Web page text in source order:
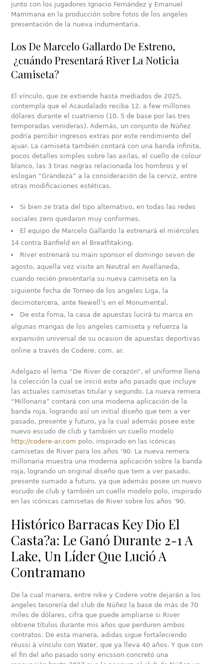
junto con los jugadores Ignacio Fernández y Emanuel
Mammana en la producción sobre fotos de los angeles
presentación de la nueva indumentaria.
Los De Marcelo Gallardo De Estreno,
¿cuándo Presentará River La Noticia
Camiseta?
El vínculo, que ze extiende hasta mediados de 2025,
contempla que el Acaudalado reciba 12. a few millones
dólares durante el cuatrienio (10. 5 de base por las tres
temporadas venideras). Además, un conjunto de Núñez
podría percibir ingresos extras por este rendimiento del
ajuar. La camiseta también contará con una banda infinita,
pocos detalles simples sobre las axilas, el cuello de colour
blanco, las 3 tiras negras relacionada los hombros y el
eslogan “Grandeza” a la consideración de la cerviz, entre
otras modificaciones estéticas.
Si bien ze trata del tipo alternativo, en todas las redes
sociales zero quedaron muy conformes.
El equipo de Marcelo Gallardo la estrenará el miércoles
14 contra Banfield en el Breathtaking.
River estrenará su main sponsor el domingo seven de
agosto, aquella vez visite an Neutral en Avellaneda,
cuando recién presentaría su nueva camiseta en la
siguiente fecha de Torneo de los angeles Liga, la
decimotercera, ante Newell’s en el Monumental.
De esta foma, la casa de apuestas lucirá tu marca en
algunas mangas de los angeles camiseta y refuerza la
expansión universal de su ocasion de apuestas deportivas
online a través de Codere. com. ar.
Adelgazo el lema “De River de corazón”, el uniforme llena
la colección la cual se inició este año pasado que incluye
las actuales camisetas titular y segundo. La nueva remera
“Millonaria” contará con una moderna aplicación de la
banda roja, logrando así un initial diseño que tem a ver
pasado, presente y futuro, ya la cual además posee este
nuevo escudo de club y también un cuello modelo
http://codere-ar.com polo, inspirado en las icónicas
camisetas de River para los años ’90. La nueva remera
millonaria muestra una moderna aplicación sobre la banda
roja, logrando un original diseño que tem a ver pasado,
presente sumado a futuro, ya que además posee un nuevo
escudo de club y también un cuello modelo polo, inspirado
en las icónicas camisetas de River sobre los años ‘90.
Histórico Barracas Key Dio El
Casta?a: Le Ganó Durante 2-1 A
Lake, Un Líder Que Lució A
Contramano
De la cual manera, entre nike y Codere votre dejarán a los
angeles tesorería del club de Núñez la base de más de 70
miles de dólares, cifra que puede ampliarse si River
obtiene títulos durante mis años que perduren ambos
contratos. De esta manera, adidas sigue fortaleciendo
réussi à vínculo con Water, que ya lleva 40 años. Y que con
el fin del año pasado sony ericsson concretó una